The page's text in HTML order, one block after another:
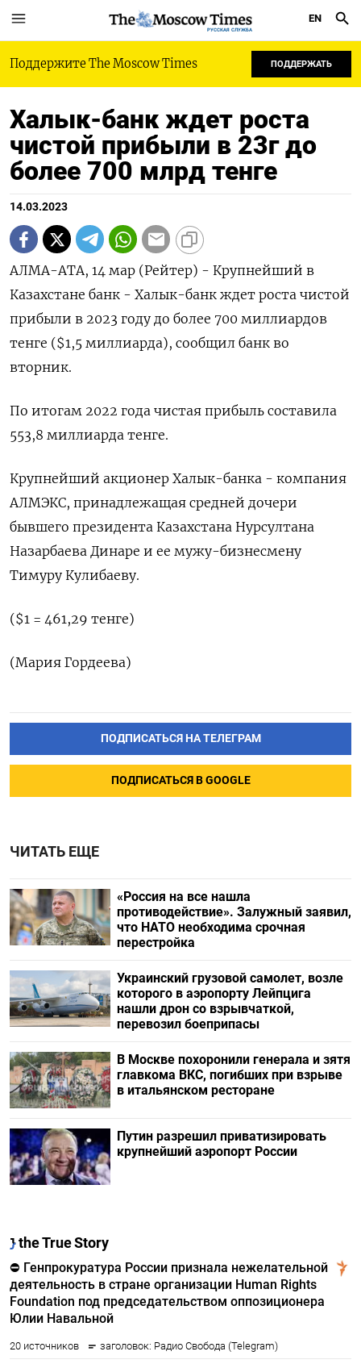
РУССКАЯ СЛУЖБА
EN
Поддержите The Moscow Times ПОДДЕРЖАТЬ
Халык-банк ждет роста
чистой прибыли в 23г до
более 700 млрд тенге
14.03.2023
АЛМА-АТА, 14 мар (Рейтер) - Крупнейший в
Казахстане банк - Халык-банк ждет роста чистой
прибыли в 2023 году до более 700 миллиардов
тенге ($1,5 миллиарда), сообщил банк во
вторник.
По итогам 2022 года чистая прибыль составила
553,8 миллиарда тенге.
Крупнейший акционер Халык-банка - компания
АЛМЭКС, принадлежащая средней дочери
бывшего президента Казахстана Нурсултана
Назарбаева Динаре и ее мужу-бизнесмену
Тимуру Кулибаеву.
($1 = 461,29 тенге)
(Мария Гордеева)
ПОДПИСАТЬСЯ НА ТЕЛЕГРАМ
ПОДПИСАТЬСЯ В GOOGLE
ЧИТАТЬ ЕЩЕ
«Россия на все нашла
противодействие». Залужный заявил,
что НАТО необходима срочная
перестройка
Украинский грузовой самолет, возле
которого в аэропорту Лейпцига
нашли дрон со взрывчаткой,
перевозил боеприпасы
В Москве похоронили генерала и зятя
главкома ВКС, погибших при взрыве
в итальянском ресторане
Путин разрешил приватизировать
крупнейший аэропорт России